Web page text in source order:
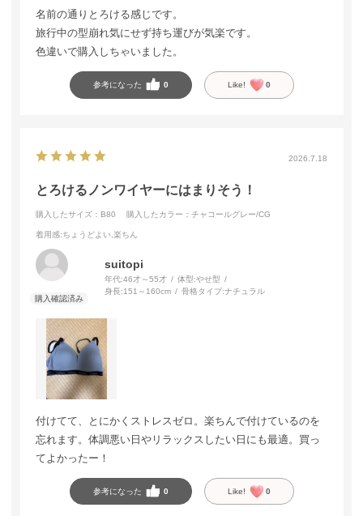
名前の通りとろける感じです。
旅行中の型崩れ気にせず持ち運びが気楽です。
色違いで購入しちゃいました。
参考になった 0 Like! 0
2026.7.18
とろけるノンワイヤーにはまりそう！
購入したサイズ：B80 購入したカラー：チャコールグレー/CG
着用感:ちょうどよい,楽ちん
suitopi
年代:46才～55才 体型:やせ型
身長:151～160cm 骨格タイプ:ナチュラル
付けてて、とにかくストレスゼロ。楽ちんで付けているのを
忘れます。体調悪い日やリラックスしたい日にも最適。買っ
てよかったー！
参考になった 0 Like! 0